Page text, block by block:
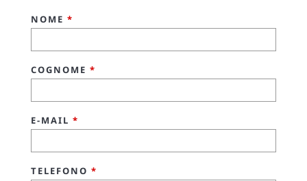
NOME *
COGNOME *
E-MAIL *
TELEFONO *